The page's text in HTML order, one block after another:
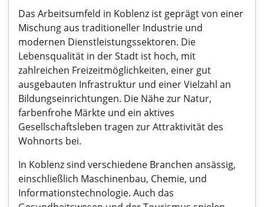
Das Arbeitsumfeld in Koblenz ist geprägt von einer
Mischung aus traditioneller Industrie und
modernen Dienstleistungssektoren. Die
Lebensqualität in der Stadt ist hoch, mit
zahlreichen Freizeitmöglichkeiten, einer gut
ausgebauten Infrastruktur und einer Vielzahl an
Bildungseinrichtungen. Die Nähe zur Natur,
farbenfrohe Märkte und ein aktives
Gesellschaftsleben tragen zur Attraktivität des
Wohnorts bei.
In Koblenz sind verschiedene Branchen ansässig,
einschließlich Maschinenbau, Chemie, und
Informationstechnologie. Auch das